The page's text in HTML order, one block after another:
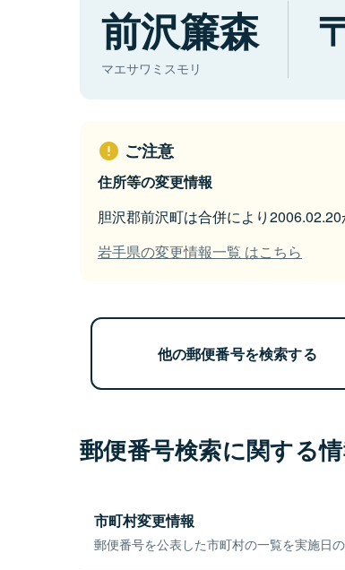
前沢簾森
マエサワミスモリ
ご注意
住所等の変更情報
胆沢郡前沢町は合併により
岩手県の変更情報一覧 はこちら
他の郵便番号を検索する
郵便番号検索に関する
市町村変更情報
郵便番号を公表した市町村の一覧を実施日